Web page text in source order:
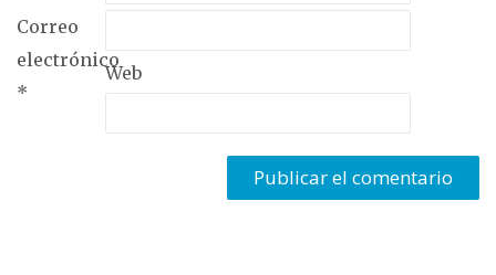
Correo
electrónico
*
Web